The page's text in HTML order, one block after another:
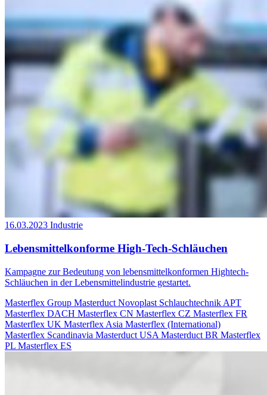
16.03.2023 Industrie
Lebensmittelkonforme High-Tech-Schläuchen
Kampagne zur Bedeutung von lebensmittelkonformen Hightech-
Schläuchen in der Lebensmittelindustrie gestartet.
Masterflex Group Masterduct Novoplast Schlauchtechnik APT
Masterflex DACH Masterflex CN Masterflex CZ Masterflex FR
Masterflex UK Masterflex Asia Masterflex (International)
Masterflex Scandinavia Masterduct USA Masterduct BR Masterflex
PL Masterflex ES